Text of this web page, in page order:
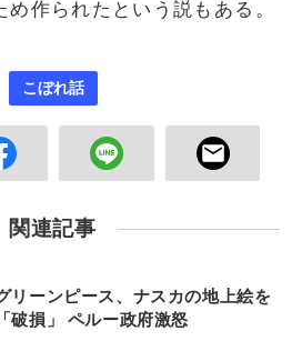
作られたという説もある。
こぼれ話
関連記事
リーンピース、ナスカの地上絵を
「破損」 ペルー政府激怒